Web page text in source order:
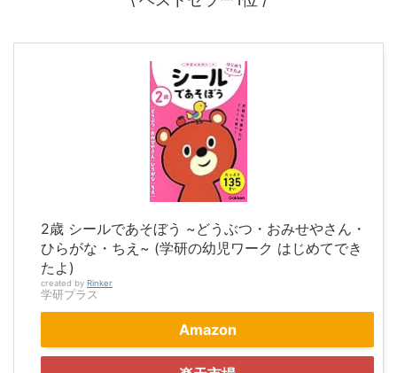
2歳 シールであそぼう ~どうぶつ・おみせやさん・
ひらがな・ちえ~ (学研の幼児ワーク はじめてでき
たよ)
created by Rinker
学研プラス
Amazon